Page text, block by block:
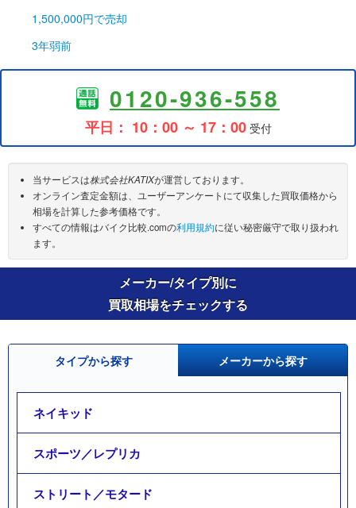
1,500,000円で売却
3年弱前
0120-936-558
平日： 10：00 ～ 17：00受付
当サービスは株式会社KATIXが運営しております。
オンライン査定金額は、ユーザーアンケートにて収集した買取価格から
相場を計算した参考価格です。
すべての情報はバイク比較.comの利用規約に従い秘密厳守で取り扱われ
ます。
メーカー/タイプ別に
買取相場をチェックする
タイプから探す メーカーから探す
ネイキッド
スポーツ／レプリカ
ストリート／モタード